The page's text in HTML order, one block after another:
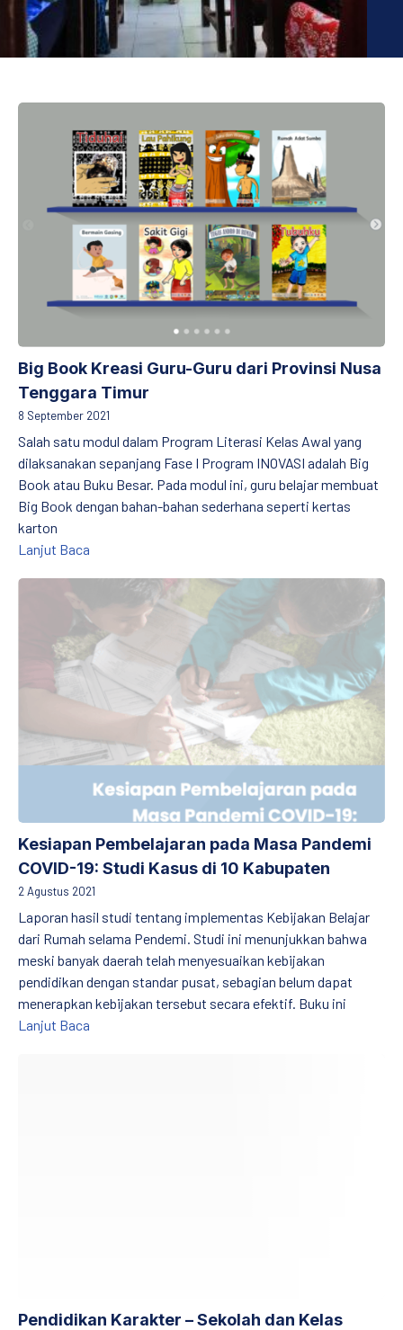
Big Book Kreasi Guru-Guru dari Provinsi Nusa Tenggara Timur
Big Book Kreasi Guru-Guru dari Provinsi Nusa
Tenggara Timur
8 September 2021
Salah satu modul dalam Program Literasi Kelas Awal yang
dilaksanakan sepanjang Fase I Program INOVASI adalah Big
Book atau Buku Besar. Pada modul ini, guru belajar membuat
Big Book dengan bahan-bahan sederhana seperti kertas
karton
Lanjut Baca
Kesiapan Pembelajaran pada Masa Pandemi COVID-19: Studi
Kesiapan Pembelajaran pada Masa Pandemi
COVID-19: Studi Kasus di 10 Kabupaten
2 Agustus 2021
Laporan hasil studi tentang implementas Kebijakan Belajar
dari Rumah selama Pendemi. Studi ini menunjukkan bahwa
meski banyak daerah telah menyesuaikan kebijakan
pendidikan dengan standar pusat, sebagian belum dapat
menerapkan kebijakan tersebut secara efektif. Buku ini
Lanjut Baca
Pendidikan Karakter – Sekolah dan Kelas